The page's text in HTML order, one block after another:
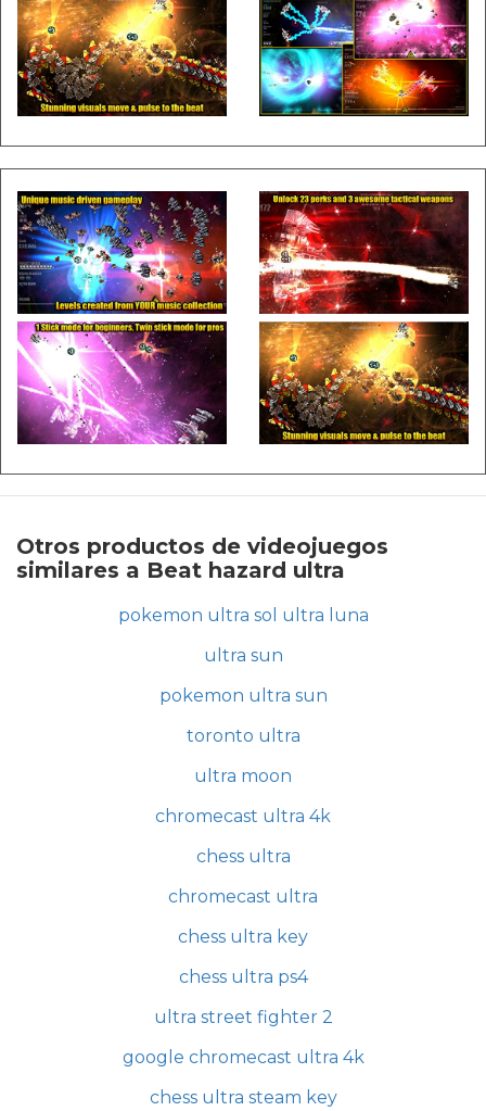
Otros productos de videojuegos
similares a Beat hazard ultra
pokemon ultra sol ultra luna
ultra sun
pokemon ultra sun
toronto ultra
ultra moon
chromecast ultra 4k
chess ultra
chromecast ultra
chess ultra key
chess ultra ps4
ultra street fighter 2
google chromecast ultra 4k
chess ultra steam key